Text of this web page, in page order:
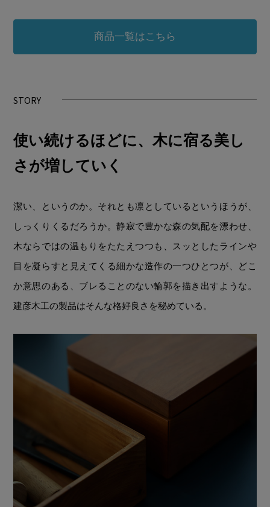
商品一覧はこちら
STORY
使い続けるほどに、木に宿る美し
さが増していく
潔い、というのか。それとも凛としているというほうが、
しっくりくるだろうか。静寂で豊かな森の気配を漂わせ、
木ならではの温もりをたたえつつも、スッとしたラインや
目を凝らすと見えてくる細かな造作の一つひとつが、どこ
か意思のある、ブレることのない輪郭を描き出すような。
建彦木工の製品はそんな格好良さを秘めている。